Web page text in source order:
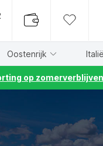
Oostenrijk Italië
op